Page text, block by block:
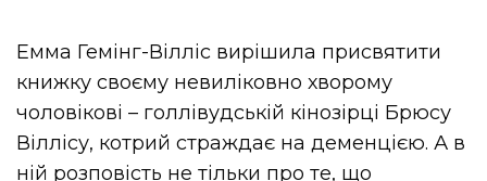
Емма Гемінг-Вілліс вирішила присвятити
книжку своєму невиліковно хворому
чоловікові – голлівудській кінозірці Брюсу
Віллісу, котрий страждає на деменцією. А в
ній розповість не тільки про те, що